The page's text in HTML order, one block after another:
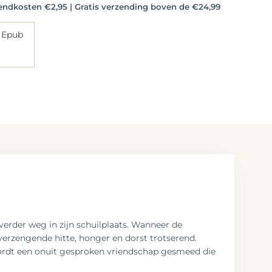
€2,95 | Gratis verzending boven de €24,99
weg in zijn schuilplaats. Wanneer de
hitte, honger en dorst trotserend.
een onuit gesproken vriendschap gesmeed die